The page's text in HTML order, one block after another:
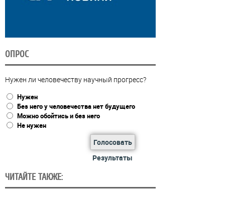
ОПРОС
Нужен ли человечеству научный прогресс?
Нужен
Без него у человечества нет будущего
Можно обойтись и без него
Не нужен
Голосовать
Результаты
ЧИТАЙТЕ ТАКЖЕ: